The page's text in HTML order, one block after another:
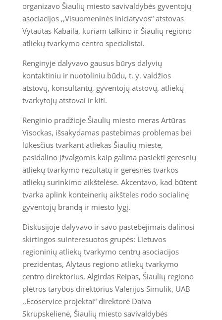
organizavo Šiaulių miesto savivaldybės gyventojų
asociacijos ,,Visuomeninės iniciatyvos“ atstovas
Vytautas Kabaila, kuriam talkino ir Šiaulių regiono
atliekų tvarkymo centro specialistai.
Renginyje dalyvavo gausus būrys dalyvių
kontaktiniu ir nuotoliniu būdu, t. y. valdžios
atstovų, konsultantų, gyventojų atstovų, atliekų
tvarkytojų atstovai ir kiti.
Renginio pradžioje Šiaulių miesto meras Artūras
Visockas, išsakydamas pastebimas problemas bei
lūkesčius tvarkant atliekas Šiaulių mieste,
pasidalino įžvalgomis kaip galima pasiekti geresnių
atliekų tvarkymo rezultatų ir geresnės tvarkos
atliekų surinkimo aikštelėse. Akcentavo, kad būtent
tvarka aplink konteinerių aikšteles rodo socialinę
gyventojų brandą ir miesto lygį.
Diskusijoje dalyvavo ir savo pastebėjimais dalinosi
skirtingos suinteresuotos grupės: Lietuvos
regioninių atliekų tvarkymo centrų asociacijos
prezidentas, Alytaus regiono atliekų tvarkymo
centro direktorius, Algirdas Reipas, Šiaulių regiono
plėtros tarybos direktorius Valerijus Simulik, UAB
,,Ecoservice projektai“ direktorė Daiva
Skrupskelienė, Šiaulių miesto savivaldybės